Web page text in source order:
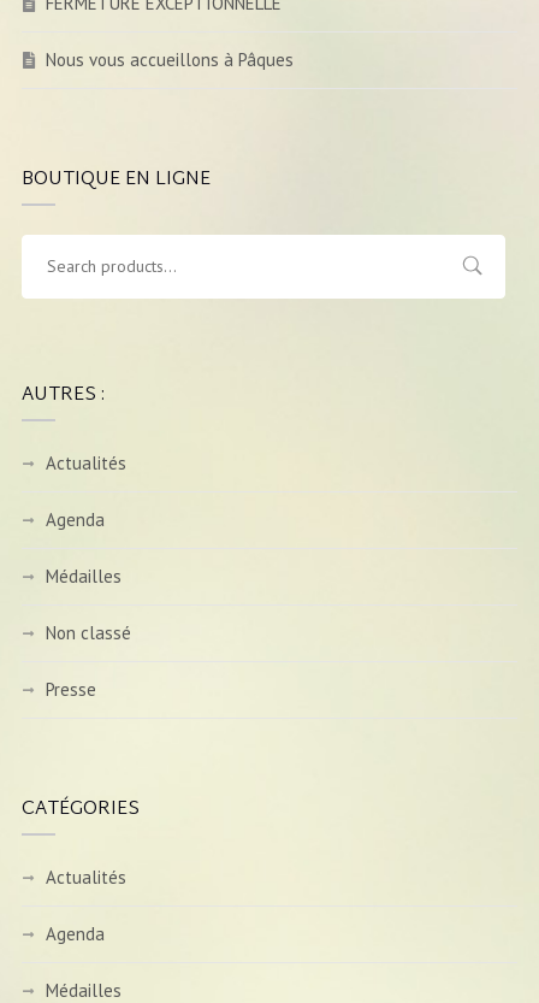
Nous vous accueillons à Pâques
BOUTIQUE EN LIGNE
AUTRES :
Actualités
Agenda
Médailles
Non classé
Presse
CATÉGORIES
Actualités
Agenda
Médailles